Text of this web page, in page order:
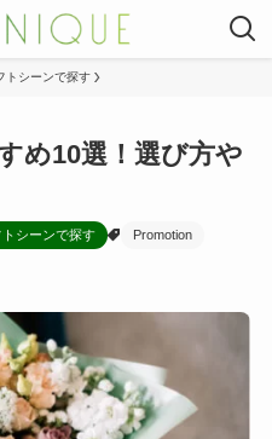
トシーンで探す
め10選！選び方や
トシーンで探す Promotion